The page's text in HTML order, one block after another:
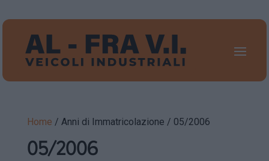
Home / Anni di Immatricolazione / 05/2006
05/2006